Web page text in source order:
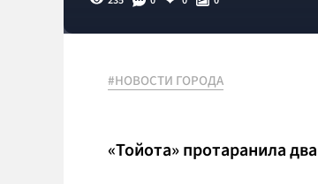
#НОВОСТИ ГОРОДА
«Тойота» протаранила